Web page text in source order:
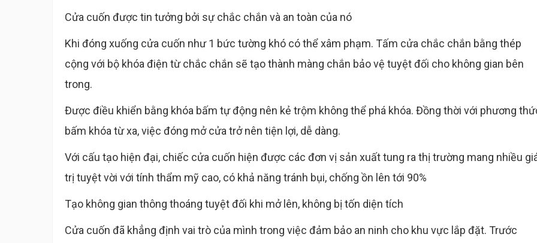
Cửa cuốn được tin tưởng bởi sự chắc chắn và an toàn của nó
Khi đóng xuống cửa cuốn như 1 bức tường khó có thể xâm phạm. Tấm cửa chắc chắn bằng thép
cộng với bộ khóa điện từ chắc chắn sẽ tạo thành màng chắn bảo vệ tuyệt đối cho không gian bên
trong.
Được điều khiển bằng khóa bấm tự động nên kẻ trộm không thể phá khóa. Đồng thời với phương
bấm khóa từ xa, việc đóng mở cửa trở nên tiện lợi, dễ dàng.
Với cấu tạo hiện đại, chiếc cửa cuốn hiện được các đơn vị sản xuất tung ra thị trường mang nhiều
trị tuyệt vời với tính thẩm mỹ cao, có khả năng tránh bụi, chống ồn lên tới 90%
Tạo không gian thông thoáng tuyệt đối khi mở lên, không bị tốn diện tích
Cửa cuốn đã khẳng định vai trò của mình trong việc đảm bảo an ninh cho khu vực lắp đặt. Trước